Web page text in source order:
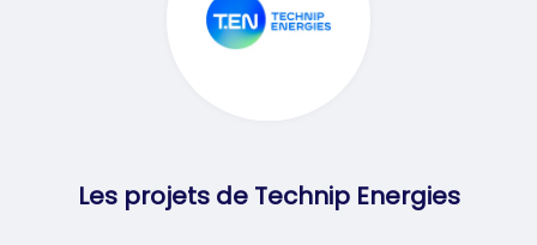
Les projets de Technip Energies